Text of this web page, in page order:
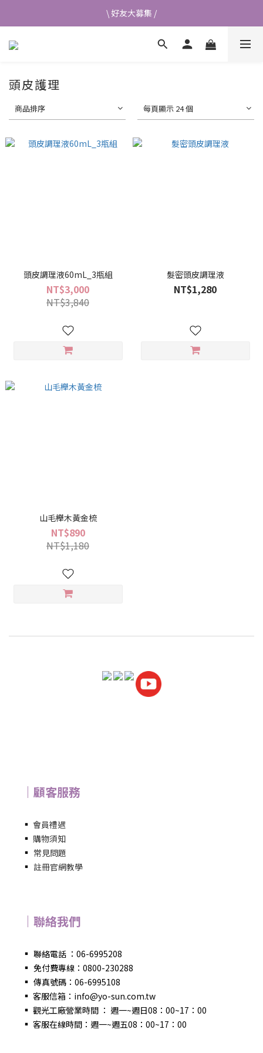
\ 好友大募集 /
\ 好友大募集 /
首次加入會員送$50元購物金💰
頭皮護理
商品排序 每頁顯示 24 個
頭皮調理液60mL_3瓶組
NT$3,000
NT$3,840
髮密頭皮調理液
NT$1,280
山毛櫸木黃金梳
NT$890
NT$1,180
｜顧客服務
▪ 會員禮遇
▪ 購物須知
▪ 常見問題
▪ 註冊官網教學
｜聯絡我們
▪ 聯絡電話 ：06-6995208
▪ 免付費專線：0800-230288
▪ 傳真號碼：06-6995108
▪ 客服信箱：info@yo-sun.com.tw
▪ 觀光工廠營業時間 ： 週一~週日08：00~17：00
▪ 客服在線時間：週一~週五08：00~17：00